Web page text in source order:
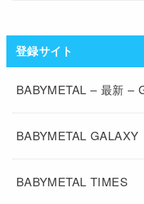
登録サイト
BABYMETAL – 最新 –
BABYMETAL GALAXY
BABYMETAL TIMES